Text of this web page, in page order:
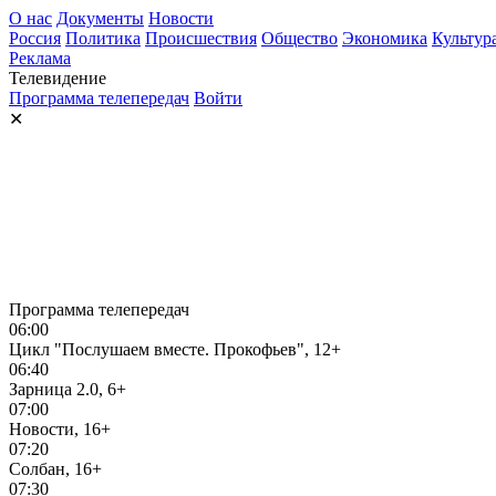
О нас Документы Новости
Россия Политика Происшествия Общество Экономика
Реклама
Телевидение
Программа телепередач Войти
✕
Программа телепередач
06:00
Цикл "Послушаем вместе. Прокофьев", 12+
06:40
Зарница 2.0, 6+
07:00
Новости, 16+
07:20
Солбан, 16+
07:30